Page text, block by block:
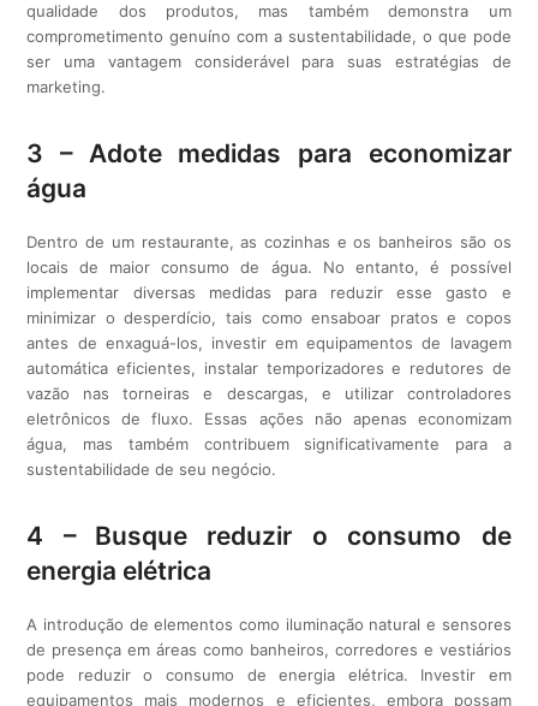
qualidade dos produtos, mas também demonstra um
comprometimento genuíno com a sustentabilidade, o que pode
ser uma vantagem considerável para suas estratégias de
marketing.
3 – Adote medidas para economizar
água
Dentro de um restaurante, as cozinhas e os banheiros são os
locais de maior consumo de água. No entanto, é possível
implementar diversas medidas para reduzir esse gasto e
minimizar o desperdício, tais como ensaboar pratos e copos
antes de enxaguá-los, investir em equipamentos de lavagem
automática eficientes, instalar temporizadores e redutores de
vazão nas torneiras e descargas, e utilizar controladores
eletrônicos de fluxo. Essas ações não apenas economizam
água, mas também contribuem significativamente para a
sustentabilidade de seu negócio.
4 – Busque reduzir o consumo de
energia elétrica
A introdução de elementos como iluminação natural e sensores
de presença em áreas como banheiros, corredores e vestiários
pode reduzir o consumo de energia elétrica. Investir em
equipamentos mais modernos e eficientes, embora possam